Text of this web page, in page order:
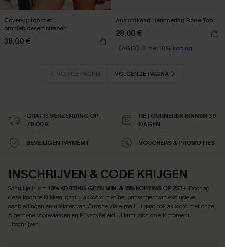
Cover-up top met
oranjebloesemstrepen
38,00 €
Ansichtkaart Herinnering Rode Top
28,00 €
【AG18】2 met 10% korting
VORIGE PAGINA VOLGENDE PAGINA
GRATIS VERZENDING OP
79,00 €
RETOURNEREN BINNEN 30
DAGEN
BEVEILIGEN PAYMEMT VOUCHERS & PROMOTIES
INSCHRIJVEN & CODE KRIJGEN
Schrijf je in om 10% KORTING GEEN MIN. & 15% KORTING OP 2ST+. Door op
deze knop te klikken, gaat u akkoord met het ontvangen van exclusieve
aanbiedingen en updates van Cupshe via e-mail. U gaat ook akkoord met onze
Algemene Voorwaarden en Privacybeleid. U kunt zich op elk moment
uitschrijven.